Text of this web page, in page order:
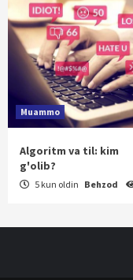
Muammo
Algoritm va til: kim
g'olib?
5 kun oldin Behzod